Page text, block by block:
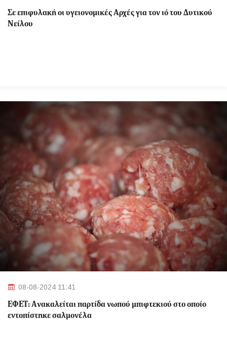
Σε επιφυλακή οι υγειονομικές Αρχές για τον ιό του Δυτικού
Νείλου
08-08-2024 11:41
ΕΦΕΤ: Aνακαλείται παρτίδα νωπού μπιφτεκιού στο οποίο
εντοπίστηκε σαλμονέλα